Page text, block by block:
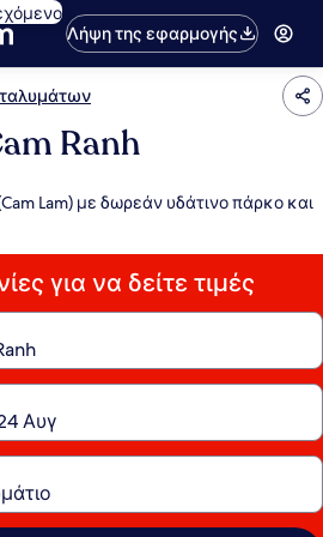
Λήψη της εφαρμογής
Ranh
Lam) με δωρεάν υδάτινο πάρκο και
για να δείτε τιμές